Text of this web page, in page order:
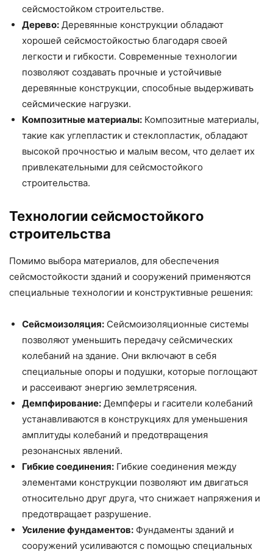
сейсмостойком строительстве.
Дерево: Деревянные конструкции обладают
хорошей сейсмостойкостью благодаря своей
легкости и гибкости. Современные технологии
позволяют создавать прочные и устойчивые
деревянные конструкции, способные выдерживать
сейсмические нагрузки.
Композитные материалы: Композитные материалы,
такие как углепластик и стеклопластик, обладают
высокой прочностью и малым весом, что делает их
привлекательными для сейсмостойкого
строительства.
Технологии сейсмостойкого
строительства
Помимо выбора материалов, для обеспечения
сейсмостойкости зданий и сооружений применяются
специальные технологии и конструктивные решения:
Сейсмоизоляция: Сейсмоизоляционные системы
позволяют уменьшить передачу сейсмических
колебаний на здание. Они включают в себя
специальные опоры и подушки, которые поглощают
и рассеивают энергию землетрясения.
Демпфирование: Демпферы и гасители колебаний
устанавливаются в конструкциях для уменьшения
амплитуды колебаний и предотвращения
резонансных явлений.
Гибкие соединения: Гибкие соединения между
элементами конструкции позволяют им двигаться
относительно друг друга, что снижает напряжения и
предотвращает разрушение.
Усиление фундаментов: Фундаменты зданий и
сооружений усиливаются с помощью специальных